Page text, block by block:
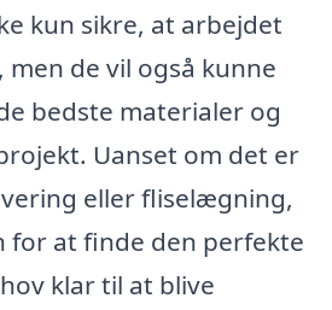
kun sikre, at arbejdet
de vil også kunne
bedste materialer og
Uanset om det er
eller fliselægning,
for at finde den perfekte
klar til at blive